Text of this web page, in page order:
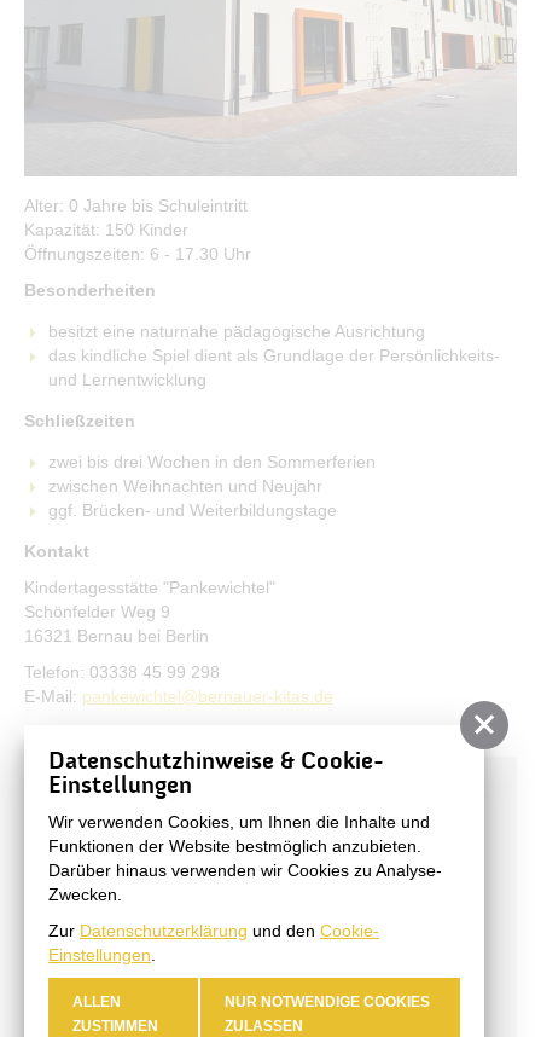
Schule & Bildung
Kinderfreundliche Kommune
Stadtbibliothek
Stiftungen
Stark für Frauen
Leben & Freizeit
Grüne Stadt
Alter: 0 Jahre bis Schuleintritt
Kapazität: 150 Kinder
Öffnungszeiten: 6 - 17.30 Uhr
Besonderheiten
besitzt eine naturnahe pädagogische Ausrichtung
das kindliche Spiel dient als Grundlage der Persönlichkeits-
und Lernentwicklung
Schließzeiten
zwei bis drei Wochen in den Sommerferien
zwischen Weihnachten und Neujahr
ggf. Brücken- und Weiterbildungstage
Kontakt
Kindertagesstätte "Pankewichtel"
Schönfelder Weg 9
16321 Bernau bei Berlin
Telefon: 03338 45 99 298
E-Mail: pankewichtel@bernauer-kitas.de
Bildung & Soziales
Kinderbetreuung
Schule & Bildung
Kinderfreundliche Kommune
Integration & Welcome Center
Datenschutzhinweise & Cookie-
Einstellungen
Wir verwenden Cookies, um Ihnen die Inhalte und
Funktionen der Website bestmöglich anzubieten.
Darüber hinaus verwenden wir Cookies zu Analyse-
Zwecken.
Zur Datenschutzerklärung und den Cookie-
Einstellungen
ALLEN
ZUSTIMMEN
NUR NOTWENDIGE COOKIES
ZULASSEN